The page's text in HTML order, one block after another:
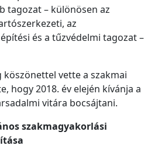
tagozat – különösen az
az
és a tűzvédelmi tagozat –
vette a szakmai
hogy 2018. év elején kívánja a
vitára bocsájtani.
szakmagyakorlási